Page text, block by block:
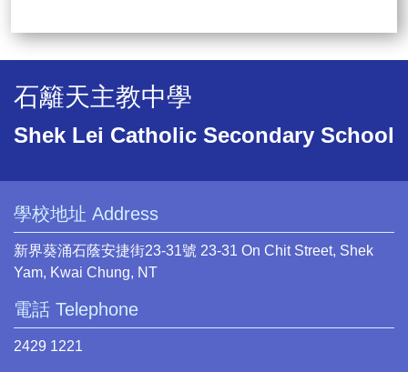
石籬天主教中學
Shek Lei Catholic Secondary School
學校地址 Address
新界葵涌石蔭安捷街23-31號 23-31 On Chit Street, Shek
Yam, Kwai Chung, NT
電話 Telephone
2429 1221